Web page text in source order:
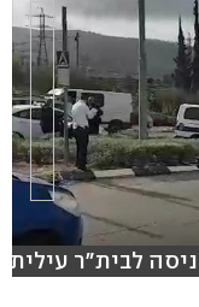
לבית"ר עילית